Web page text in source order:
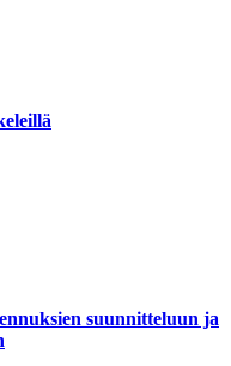
suunnitteluun ja